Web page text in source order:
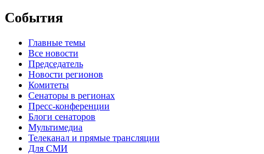
События
Главные темы
Все новости
Председатель
Новости регионов
Комитеты
Сенаторы в регионах
Пресс-конференции
Блоги сенаторов
Мультимедиа
Телеканал и прямые трансляции
Для СМИ